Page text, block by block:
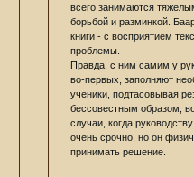
всего занимаются
борьбой и разминкой.
книги - с восприятием
проблемы.
Правда, с ним самим у
во-первых, заполняют
ученики, подтасовывая
бессовестным образом,
случаи, когда
очень срочно, но он
принимать решение.